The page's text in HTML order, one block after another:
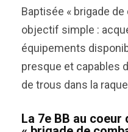
Baptisée « brigade
objectif simple :
équipements
presque et capables
de trous dans la
La 7e BB au coeur